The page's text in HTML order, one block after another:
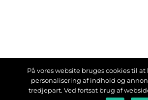
På vores website bruges cookies til
personalisering af indhold og
tredjepart. Ved fortsat brug af